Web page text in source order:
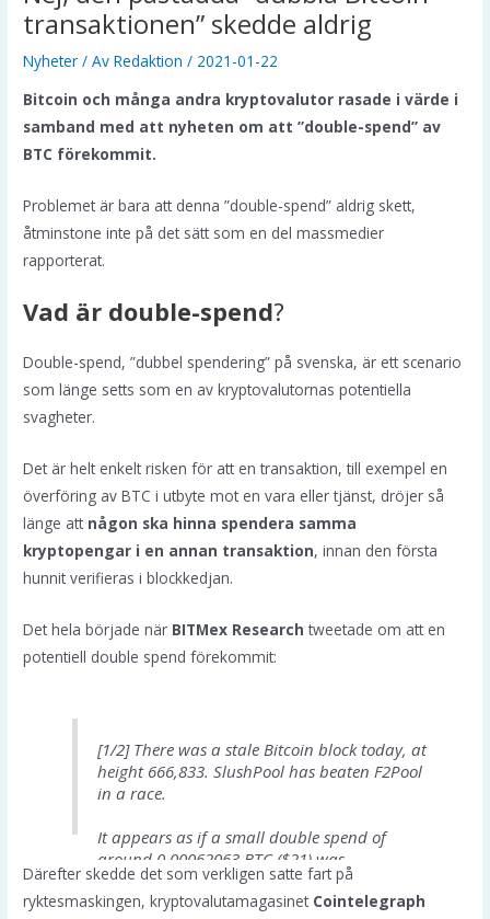
transaktionen” skedde aldrig
Nyheter / Av Redaktion/ 2021-01-22
Bitcoin och många andra kryptovalutor rasade i värde i
samband med att nyheten om att ”double-spend” av
BTC förekommit.
Problemet är bara att denna ”double-spend” aldrig skett,
åtminstone inte på det sätt som en del massmedier
rapporterat.
Vad är double-spend?
Double-spend, ”dubbel spendering” på svenska, är ett scenario
som länge setts som en av kryptovalutornas potentiella
svagheter.
Det är helt enkelt risken för att en transaktion, till exempel en
överföring av BTC i utbyte mot en vara eller tjänst, dröjer så
länge att någon ska hinna spendera samma
kryptopengar i en annan transaktion, innan den första
hunnit verifieras i blockkedjan.
Det hela började när BITMex Research tweetade om att en
potentiell double spend förekommit:
[1/2] There was a stale Bitcoin block today, at
height 666,833. SlushPool has beaten F2Pool
in a race.
It appears as if a small double spend of
around 0.00062063 BTC ($21) was
detectedhttps://t.co/o8lz9xagYG
pic.twitter.com/IEdPu8JEjt
Därefter skedde det som verkligen satte fart på
ryktesmaskingen, kryptovalutamagasinet Cointelegraph